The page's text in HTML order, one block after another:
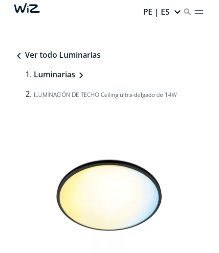
PE | ES
Ver todo Luminarias
Luminarias
ILUMINACIÓN DE TECHO Ceiling ultra-delgado de 14W